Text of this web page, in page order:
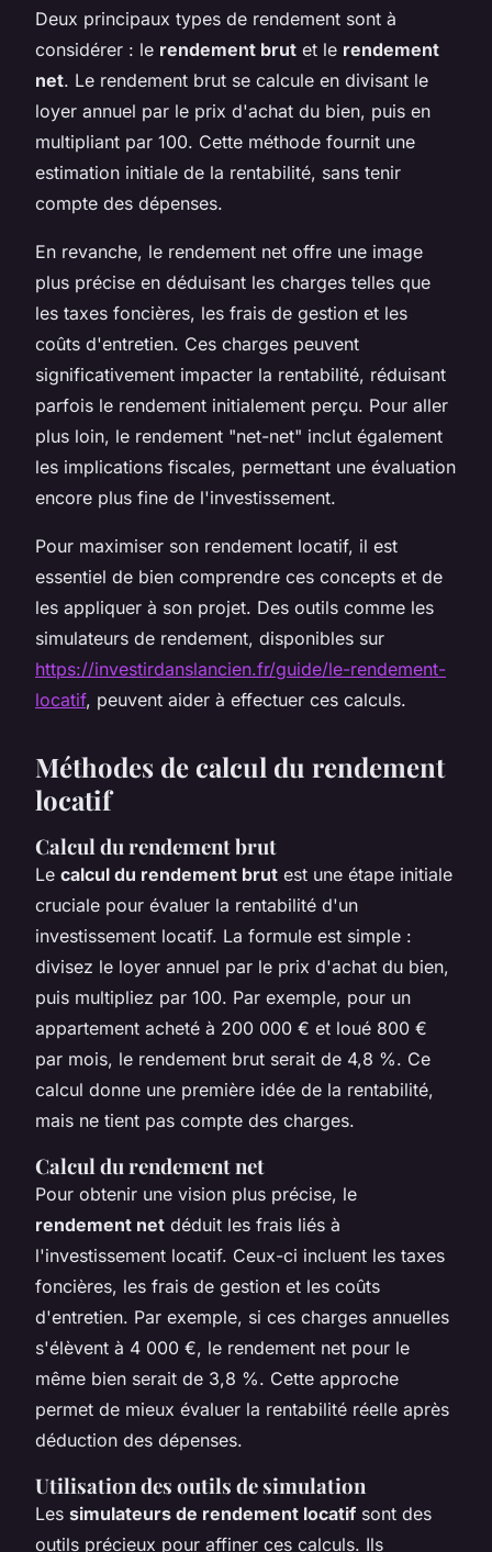
Deux principaux types de rendement sont à
considérer : le rendement brut et le rendement
net. Le rendement brut se calcule en divisant le
loyer annuel par le prix d'achat du bien, puis en
multipliant par 100. Cette méthode fournit une
estimation initiale de la rentabilité, sans tenir
compte des dépenses.
En revanche, le rendement net offre une image
plus précise en déduisant les charges telles que
les taxes foncières, les frais de gestion et les
coûts d'entretien. Ces charges peuvent
significativement impacter la rentabilité, réduisant
parfois le rendement initialement perçu. Pour aller
plus loin, le rendement "net-net" inclut également
les implications fiscales, permettant une évaluation
encore plus fine de l'investissement.
Pour maximiser son rendement locatif, il est
essentiel de bien comprendre ces concepts et de
les appliquer à son projet. Des outils comme les
simulateurs de rendement, disponibles sur
https://investirdanslancien.fr/guide/le-rendement-
locatif, peuvent aider à effectuer ces calculs.
Méthodes de calcul du rendement
locatif
Calcul du rendement brut
Le calcul du rendement brut est une étape initiale
cruciale pour évaluer la rentabilité d'un
investissement locatif. La formule est simple :
divisez le loyer annuel par le prix d'achat du bien,
puis multipliez par 100. Par exemple, pour un
appartement acheté à 200 000 € et loué 800 €
par mois, le rendement brut serait de 4,8 %. Ce
calcul donne une première idée de la rentabilité,
mais ne tient pas compte des charges.
Calcul du rendement net
Pour obtenir une vision plus précise, le
rendement net déduit les frais liés à
l'investissement locatif. Ceux-ci incluent les taxes
foncières, les frais de gestion et les coûts
d'entretien. Par exemple, si ces charges annuelles
s'élèvent à 4 000 €, le rendement net pour le
même bien serait de 3,8 %. Cette approche
permet de mieux évaluer la rentabilité réelle après
déduction des dépenses.
Utilisation des outils de simulation
Les simulateurs de rendement locatif sont des
outils précieux pour affiner ces calculs. Ils